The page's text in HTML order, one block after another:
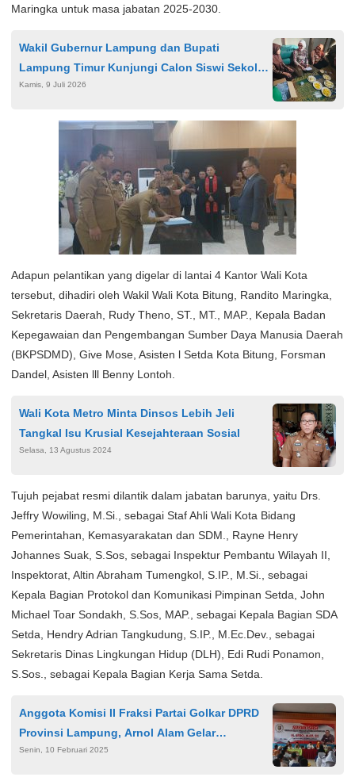
Maringka untuk masa jabatan 2025-2030.
Wakil Gubernur Lampung dan Bupati
Lampung Timur Kunjungi Calon Siswi Sekolah
Rakyat, Salurkan Bantuan Sosial
Kamis, 9 Juli 2026
Adapun pelantikan yang digelar di lantai 4 Kantor Wali Kota
tersebut, dihadiri oleh Wakil Wali Kota Bitung, Randito Maringka,
Sekretaris Daerah, Rudy Theno, ST., MT., MAP., Kepala Badan
Kepegawaian dan Pengembangan Sumber Daya Manusia Daerah
(BKPSDMD), Give Mose, Asisten l Setda Kota Bitung, Forsman
Dandel, Asisten lll Benny Lontoh.
Wali Kota Metro Minta Dinsos Lebih Jeli
Tangkal Isu Krusial Kesejahteraan Sosial
Selasa, 13 Agustus 2024
Tujuh pejabat resmi dilantik dalam jabatan barunya, yaitu Drs.
Jeffry Wowiling, M.Si., sebagai Staf Ahli Wali Kota Bidang
Pemerintahan, Kemasyarakatan dan SDM., Rayne Henry
Johannes Suak, S.Sos, sebagai Inspektur Pembantu Wilayah II,
Inspektorat, Altin Abraham Tumengkol, S.IP., M.Si., sebagai
Kepala Bagian Protokol dan Komunikasi Pimpinan Setda, John
Michael Toar Sondakh, S.Sos, MAP., sebagai Kepala Bagian SDA
Setda, Hendry Adrian Tangkudung, S.IP., M.Ec.Dev., sebagai
Sekretaris Dinas Lingkungan Hidup (DLH), Edi Rudi Ponamon,
S.Sos., sebagai Kepala Bagian Kerja Sama Setda.
Anggota Komisi II Fraksi Partai Golkar DPRD
Provinsi Lampung, Arnol Alam Gelar
Sosialisasi Pembinaan IPWK
Senin, 10 Februari 2025